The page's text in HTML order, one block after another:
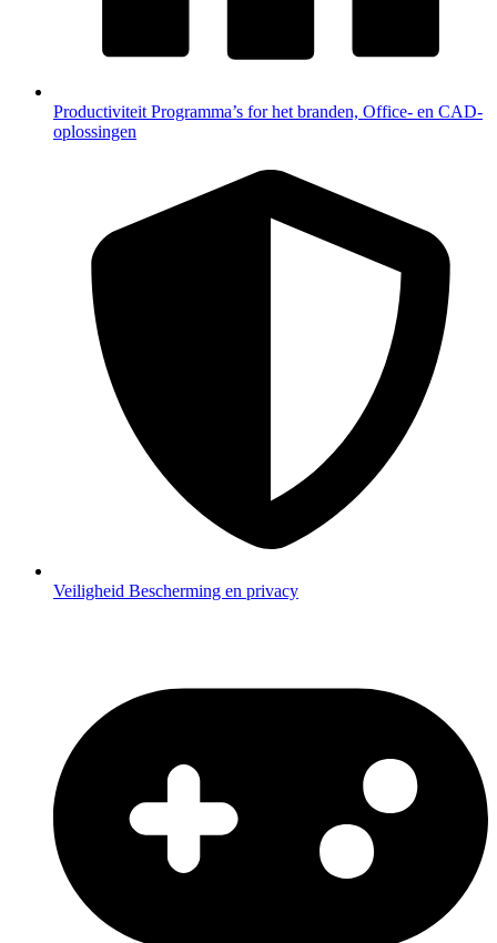
Productiviteit Programma’s for het branden, Office- en CAD-
oplossingen
Veiligheid Bescherming en privacy